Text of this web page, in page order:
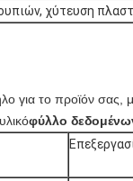
χύτευση
για το προϊόν σας,
φύλλο